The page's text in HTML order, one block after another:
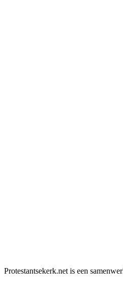
Protestantsekerk.net is een